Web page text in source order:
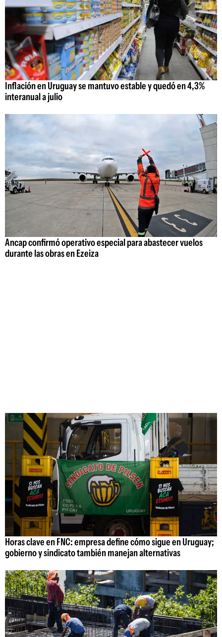
Inflación en Uruguay se mantuvo estable y quedó en 4,3%
interanual a julio
Ancap confirmó operativo especial para abastecer vuelos
durante las obras en Ezeiza
Horas clave en FNC: empresa define cómo sigue en Uruguay;
gobierno y sindicato también manejan alternativas